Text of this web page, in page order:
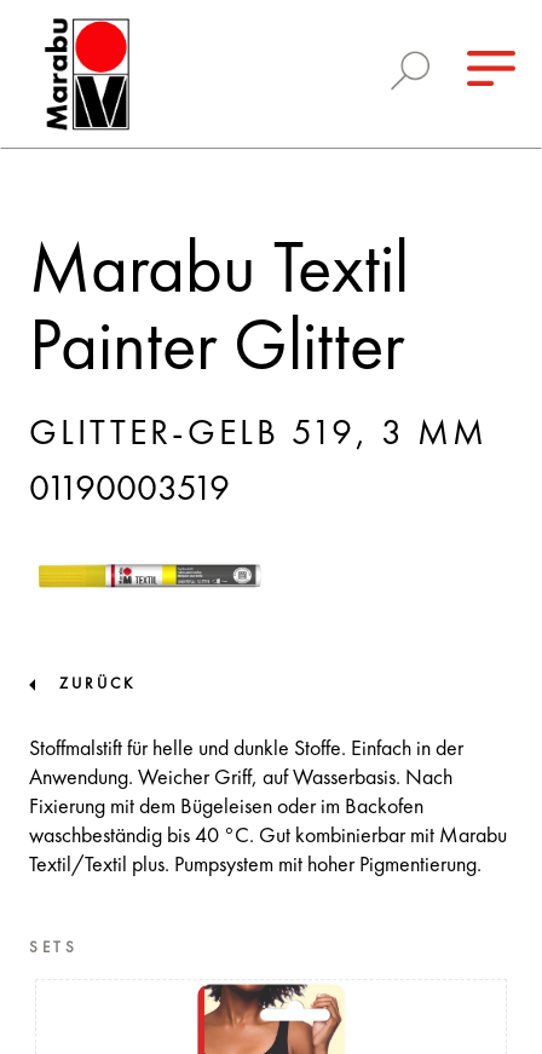
Marabu Textil
Painter Glitter
GLITTER-GELB 519, 3 MM
01190003519
ZURÜCK
Stoffmalstift für helle und dunkle Stoffe. Einfach in der
Anwendung. Weicher Griff, auf Wasserbasis. Nach
Fixierung mit dem Bügeleisen oder im Backofen
waschbeständig bis 40 °C. Gut kombinierbar mit Marabu
Textil/Textil plus. Pumpsystem mit hoher Pigmentierung.
SETS